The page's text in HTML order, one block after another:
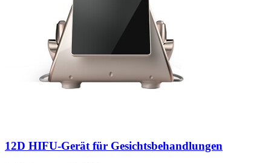
12D HIFU-Gerät für Gesichtsbehandlungen